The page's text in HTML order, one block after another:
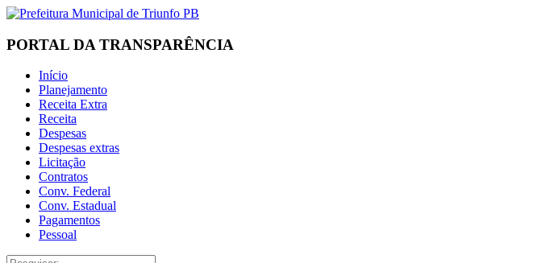
PORTAL DA TRANSPARÊNCIA
Início
Planejamento
Receita Extra
Receita
Despesas
Despesas extras
Licitação
Contratos
Conv. Federal
Conv. Estadual
Pagamentos
Pessoal